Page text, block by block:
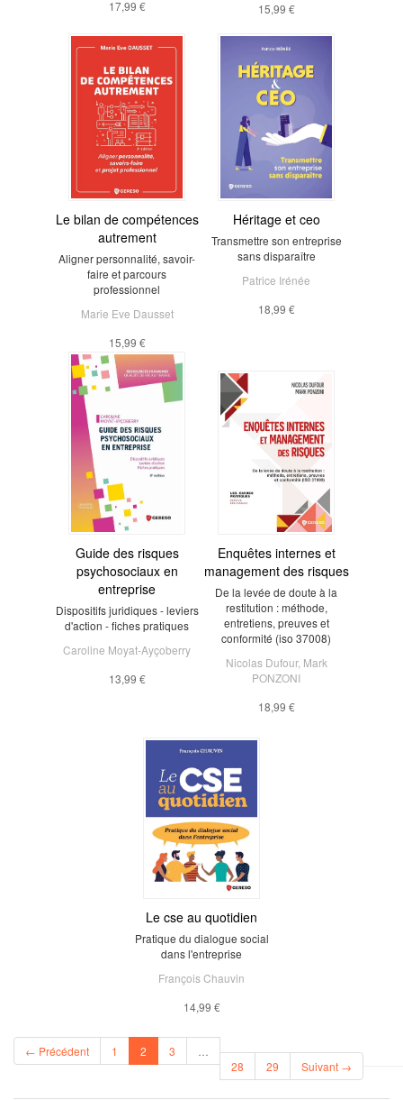
17,99 € 15,99 €
Le bilan de compétences
autrement
Aligner personnalité, savoir-
faire et parcours
professionnel
Marie Eve Dausset
15,99 €
Héritage et ceo
Transmettre son entreprise
sans disparaître
Patrice Irénée
18,99 €
Guide des risques
psychosociaux en
entreprise
Dispositifs juridiques - leviers
d'action - fiches pratiques
Caroline Moyat-Ayçoberry
13,99 €
Enquêtes internes et
management des risques
De la levée de doute à la
restitution : méthode,
entretiens, preuves et
conformité (iso 37008)
Nicolas Dufour, Mark
PONZONI
18,99 €
Le cse au quotidien
Pratique du dialogue social
dans l'entreprise
François Chauvin
14,99 €
← Précédent 1 2 (current)
3
28
29 Suivant →